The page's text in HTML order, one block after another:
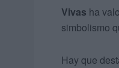
Vivas ha
simbolismo
Hay que